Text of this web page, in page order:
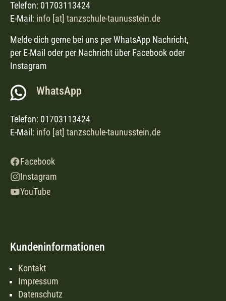
Telefon: 01703113424
E-Mail: info [at] tanzschule-taunusstein.de
Melde dich gerne bei uns per WhatsApp Nachricht,
per E-Mail oder per Nachricht über Facebook oder
Instagram
WhatsApp
Telefon: 01703113424
E-Mail: info [at] tanzschule-taunusstein.de
Facebook
Instagram
YouTube
Kundeninformationen
Kontakt
Impressum
Datenschutz